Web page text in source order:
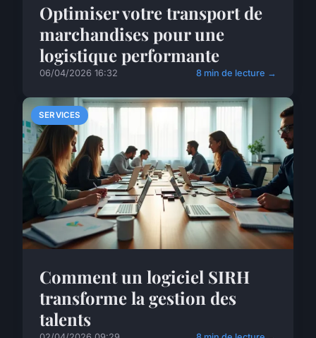
Optimiser votre transport de
marchandises pour une
logistique performante
06/04/2026 16:32 8 min de lecture →
SERVICES
Comment un logiciel SIRH
transforme la gestion des
talents